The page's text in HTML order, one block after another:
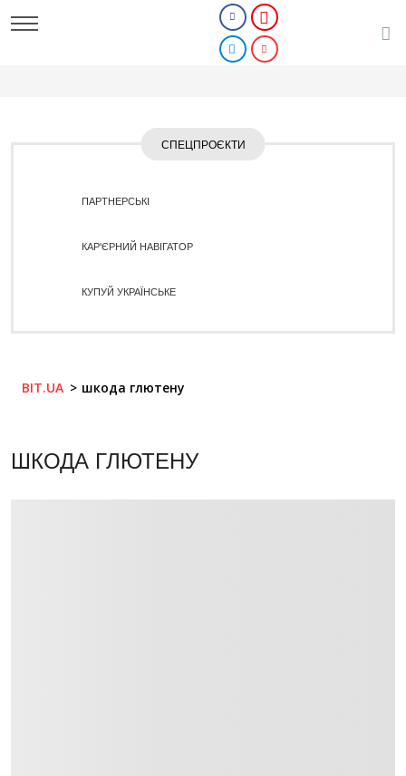
СПЕЦПРОЄКТИ
ПАРТНЕРСЬКІ
КАР'ЄРНИЙ НАВІГАТОР
КУПУЙ УКРАЇНСЬКЕ
BIT.UA шкода глютену
ШКОДА ГЛЮТЕНУ